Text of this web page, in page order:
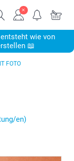
wie von
📖
FOTO
en)